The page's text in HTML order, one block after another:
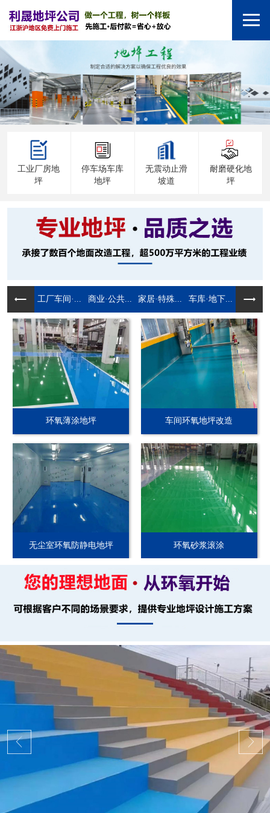
工业厂房地
坪
停车场车库
地坪
无震动止滑
坡道
耐磨硬化地
坪
工厂车间·... 商业·公共... 家居·特殊... 车库·地下...
环氧薄涂地坪 车间环氧地坪改造
无尘室环氧防静电地坪 环氧砂浆滚涂